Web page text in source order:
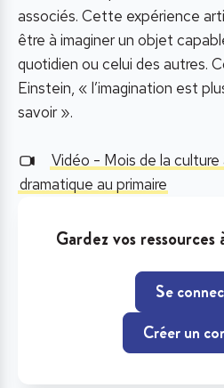
associés. Cette expérience
être à imaginer un objet
quotidien ou celui des autres.
Einstein, « l’imagination est
savoir ».
Vidéo - Mois de la
dramatique au primaire
Gardez vos
Se
Créer un